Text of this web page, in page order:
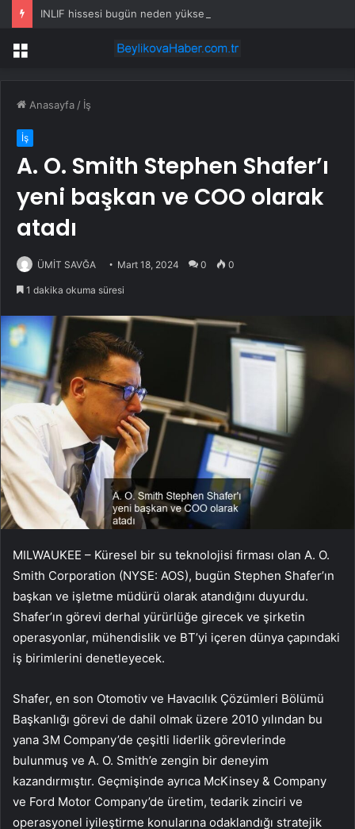
INLIF hissesi bugün neden yükselişte?
Menü
Anasayfa / İş
İş
A. O. Smith Stephen Shafer’ı
yeni başkan ve COO olarak
atadı
ÜMİT SAVĞA Mart 18, 2024 0 0
1 dakika okuma süresi
MILWAUKEE – Küresel bir su teknolojisi firması olan A. O.
Smith Corporation (NYSE: AOS), bugün Stephen Shafer’ın
başkan ve işletme müdürü olarak atandığını duyurdu.
Shafer’ın görevi derhal yürürlüğe girecek ve şirketin
operasyonlar, mühendislik ve BT’yi içeren dünya çapındaki
iş birimlerini denetleyecek.
Shafer, en son Otomotiv ve Havacılık Çözümleri Bölümü
Başkanlığı görevi de dahil olmak üzere 2010 yılından bu
yana 3M Company’de çeşitli liderlik görevlerinde
bulunmuş ve A. O. Smith’e zengin bir deneyim
kazandırmıştır. Geçmişinde ayrıca McKinsey & Company
ve Ford Motor Company’de üretim, tedarik zinciri ve
operasyonel iyileştirme konularına odaklandığı stratejik